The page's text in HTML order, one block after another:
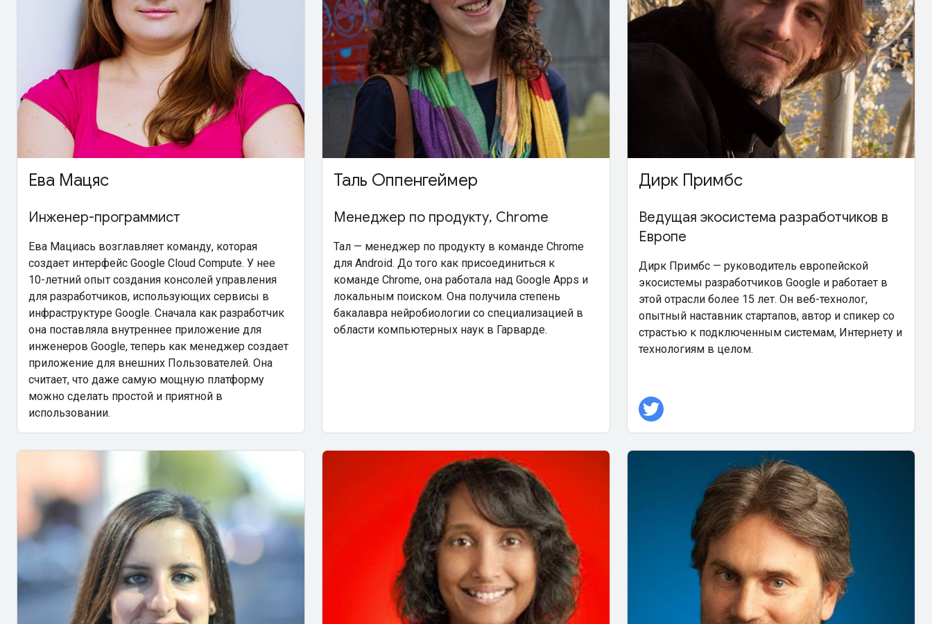
Ева Мацяс
Инженер-программист
Ева Мациась возглавляет команду, которая
создает интерфейс Google Cloud Compute. У нее
10-летний опыт создания консолей управления
для разработчиков, использующих сервисы в
инфраструктуре Google. Сначала как разработчик
она поставляла внутреннее приложение для
инженеров Google, теперь как менеджер создает
приложение для внешних Пользователей. Она
считает, что даже самую мощную платформу
можно сделать простой и приятной в
использовании.
Таль Оппенгеймер
Менеджер по продукту, Chrome
Тал — менеджер по продукту в команде Chrome
для Android. До того как присоединиться к
команде Chrome, она работала над Google Apps и
локальным поиском. Она получила степень
бакалавра нейробиологии со специализацией в
области компьютерных наук в Гарварде.
Дирк Примбс
Ведущая экосистема разработчиков в
Европе
Дирк Примбс — руководитель европейской
экосистемы разработчиков Google и работает в
этой отрасли более 15 лет. Он веб-технолог,
опытный наставник стартапов, автор и спикер со
страстью к подключенным системам, Интернету и
технологиям в целом.